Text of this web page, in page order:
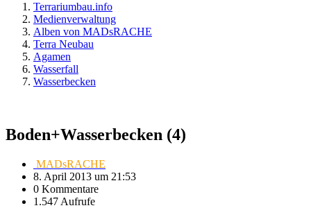
Terrariumbau.info
Medienverwaltung
Alben von MADsRACHE
Terra Neubau
Agamen
Wasserfall
Wasserbecken
Boden+Wasserbecken (4)
MADsRACHE
8. April 2013 um 21:53
0 Kommentare
1.547 Aufrufe